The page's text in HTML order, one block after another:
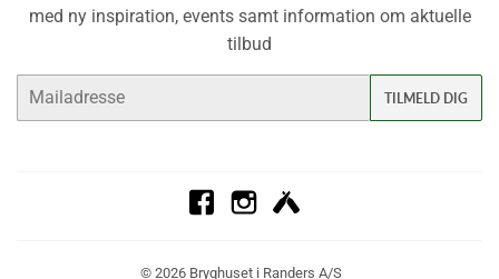
med ny inspiration, events samt information om aktuelle
tilbud
TILMELD DIG
FacebookInstagram
© 2026 Bryghuset i Randers A/S